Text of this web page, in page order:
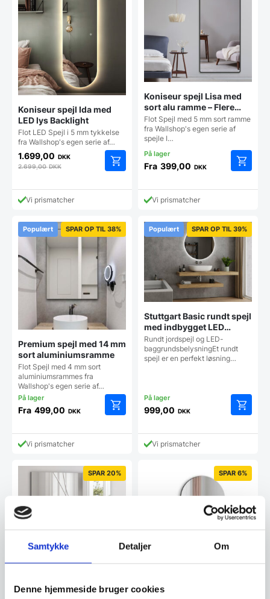
Samtykke Detaljer Om
Denne hjemmeside bruger cookies
Koniseur spejl Ida med
LED lys Backlight
Flot LED Spejl i 5 mm tykkelse
fra Wallshop's egen serie af…
1.699,00 DKK
2.699,00DKK
Vi prismatcher
Koniseur spejl Lisa med
sort alu ramme – Flere
størrelser
Flot Spejl med 5 mm sort ramme
fra Wallshop's egen serie af
spejle I…
Fra 399,00 DKK
vare
vælges
på
Vi prismatcher
Populært SPAR OP TIL 38%
Premium spejl med 14 mm
sort aluminiumsramme
Flot Spejl med 4 mm sort
aluminiumsrammes fra
Wallshop's egen serie af…
Fra 499,00 DKK
vare
varianter.
Mulighederne
vælges
Vi prismatcher
Populært SPAR OP TIL 39%
Stuttgart Basic rundt spejl
med indbygget LED
backlight – Flere
størrelser
Rundt jordspejl og LED-
baggrundsbelysningEt rundt
spejl er en perfekt løsning…
999,00 DKK
vare
på
Vi prismatcher
SPAR 20% SPAR 6%